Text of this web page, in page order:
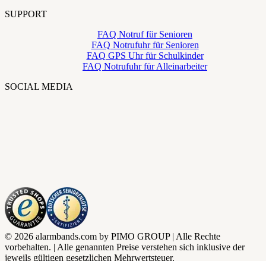
SUPPORT
FAQ Notruf für Senioren
FAQ Notrufuhr für Senioren
FAQ GPS Uhr für Schulkinder
FAQ Notrufuhr für Alleinarbeiter
SOCIAL MEDIA
© 2026 alarmbands.com by PIMO GROUP | Alle Rechte
vorbehalten. | Alle genannten Preise verstehen sich inklusive der
jeweils gültigen gesetzlichen Mehrwertsteuer.